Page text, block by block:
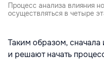
Процесс анализа влияния
осуществляться в четыре
Таким образом,
и решают начать